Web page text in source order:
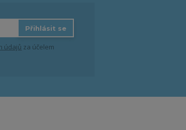
Přihlásit se
údajů za účelem